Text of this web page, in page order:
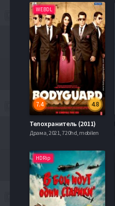
WEBDL
4.8
7.4
Телохранитель (2011)
Драма, 2021, 720hd, mobilen
HDRip